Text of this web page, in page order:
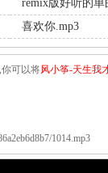
remix版好听的
喜欢你.mp3
可以将风小筝-天生我
1014.mp3